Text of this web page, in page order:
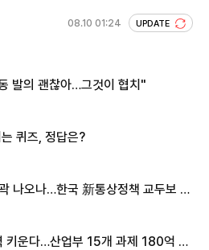
08.10 01:24 UPDATE
발의 괜찮아…그것이 협치"
퀴즈, 정답은?
나오나…한국 新통상정책 교두보 활
키운다…산업부 15개 과제 180억 지